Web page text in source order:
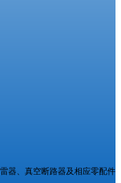
器、真空断路器及相应零配件